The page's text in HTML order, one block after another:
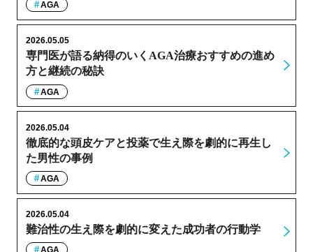
AGA
専門医が語る納得のいくAGA治療おすすめの進め
方と継続の秘訣
2026.05.05
AGA
徹底的な頭皮ケアと投薬で生え際を劇的に再生し
た男性の事例
2026.05.04
AGA
難治性の生え際を劇的に変えた成功者の行動学
2026.05.04